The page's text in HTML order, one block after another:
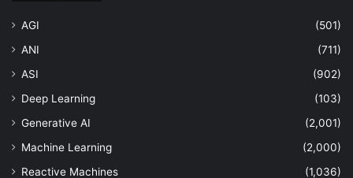
AGI
(501)
ANI
(711)
ASI
(902)
Deep Learning
(103)
Generative AI
(2,001)
Machine Learning
(2,000)
Reactive Machines
(1,036)